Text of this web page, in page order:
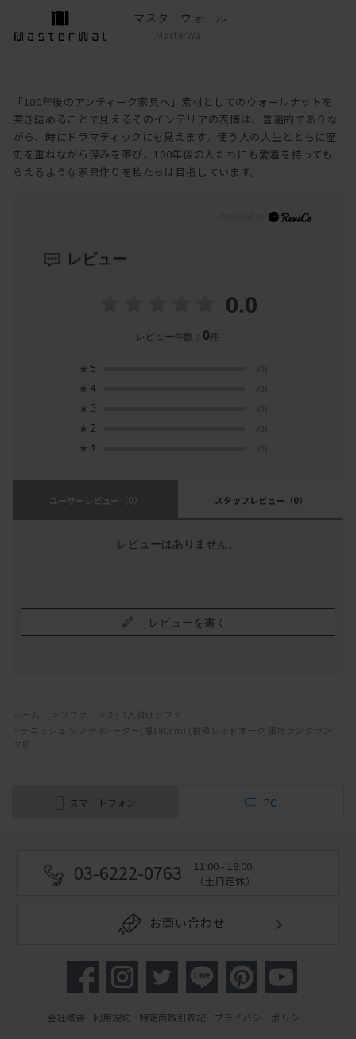
マスターウォール
MasterWal
「100年後のアンティーク家具へ」素材としてのウォールナットを
突き詰めることで見えるそのインテリアの表情は、普遍的でありな
がら、時にドラマティックにも見えます。使う人の人生とともに歴
史を重ねながら深みを帯び、100年後の人たちにも愛着を持っても
らえるような家具作りを私たちは目指しています。
レビュー
0.0
レビュー件数： 0件
★ 5 (0)
★ 4 (0)
★ 3 (0)
★ 2 (0)
★ 1 (0)
ユーザーレビュー （0） スタッフレビュー （0）
レビューはありません。
レビューを書く
ホーム ソファ
2・3人掛けソファ
デニッシュ ソファ 3シーター(幅180cm) (樹種レッドオーク 張地ランクラン
ク8)
スマートフォン PC
03-6222-0763
11:00 - 18:00
（土日定休）
お問い合わせ
会社概要 利用規約 特定商取引表記 プライバシーポリシー